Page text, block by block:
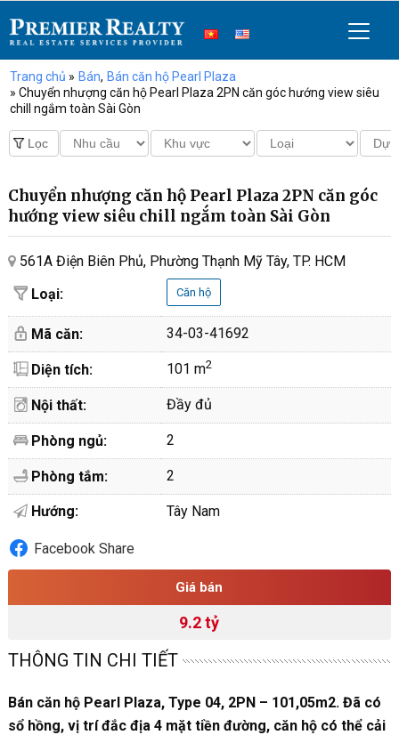
Trang chủ » Bán, Bán căn hộ Pearl Plaza
» Chuyển nhượng căn hộ Pearl Plaza 2PN căn góc hướng view siêu
chill ngắm toàn Sài Gòn
Chuyển nhượng căn hộ Pearl Plaza 2PN căn góc
hướng view siêu chill ngắm toàn Sài Gòn
561A Điện Biên Phủ, Phường Thạnh Mỹ Tây, TP. HCM
Loại:
Căn hộ
Mã căn: 34-03-41692
Diện tích: 101 m2
Nội thất: Đầy đủ
Phòng ngủ: 2
Phòng tắm: 2
Hướng: Tây Nam
Facebook Share
Giá bán
9.2 tỷ
THÔNG TIN CHI TIẾT
Bán căn hộ Pearl Plaza, Type 04, 2PN – 101,05m2. Đã có
sổ hồng, vị trí đắc địa 4 mặt tiền đường, căn hộ có thể cải